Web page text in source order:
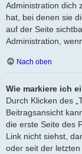
Administration dich
hat, bei denen sie
auf der Seite
Administration,
Nach oben
Wie markiere ich
Durch Klicken des
Beitragsansicht
die erste Seite des
Link nicht siehst,
oder seit der